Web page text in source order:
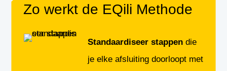
Zo werkt de EQili Methode
Standaardiseer stappendie
je elke afsluiting doorloopt met